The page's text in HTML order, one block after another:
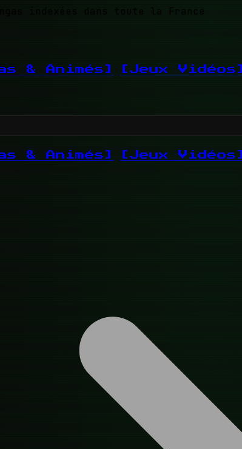
indexées dans toute la France
& Animés] [Jeux Vidéos]
& Animés] [Jeux Vidéos]